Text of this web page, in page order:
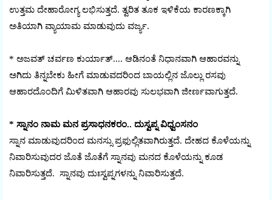
ಉತ್ತಮ ದೇಹಾರೋಗ್ಯ ಲಭಿಸುತ್ತದೆ. ತ್ವರಿತ ತೂಕ ಇಳಿಕೆಯ ಕಾರಣಕ್ಕಾಗಿ
ಅತಿಯಾಗಿ ವ್ಯಾಯಾಮ ಮಾಡುವುದು ವರ್ಜ್ಯ.
* ಅಜವತ್ ಚರ್ವಣ ಕುರ್ಯಾತ್.... ಆಡಿನಂತೆ ನಿಧಾನವಾಗಿ ಆಹಾರವನ್ನು
ಅಗಿದು ತಿನ್ನಬೇಕು ಹೀಗೆ ಮಾಡುವದರಿಂದ ಬಾಯಲ್ಲಿನ ಜೊಲ್ಲು ರಸವು
ಆಹಾರದೊಂದಿಗೆ ಮಿಳಿತವಾಗಿ ಆಹಾರವು ಸುಲಭವಾಗಿ ಜೀರ್ಣವಾಗುತ್ತದೆ.
* ಸ್ನಾನಂ ನಾಮ ಮನ ಪ್ರಸಾಧನಕರಂ.. ದುಸ್ವಪ್ನ ವಿಧ್ವಂಸನಂ
ಸ್ನಾನ ಮಾಡುವುದರಿಂದ ಮನಸ್ಸು ಪ್ರಫುಲ್ಲಿತವಾಗಿರುತ್ತದೆ. ದೇಹದ ಕೊಳೆಯನ್ನು
ನಿವಾರಿಸುವುದರ ಜೊತೆ ಜೊತೆಗೆ ಸ್ನಾನವು ಮನದ ಕೊಳೆಯನ್ನು ಕೂಡ
ನಿವಾರಿಸುತ್ತದೆ. ಸ್ನಾನವು ದುಃಸ್ವಪ್ನಗಳನ್ನು ನಿವಾರಿಸುತ್ತದೆ.